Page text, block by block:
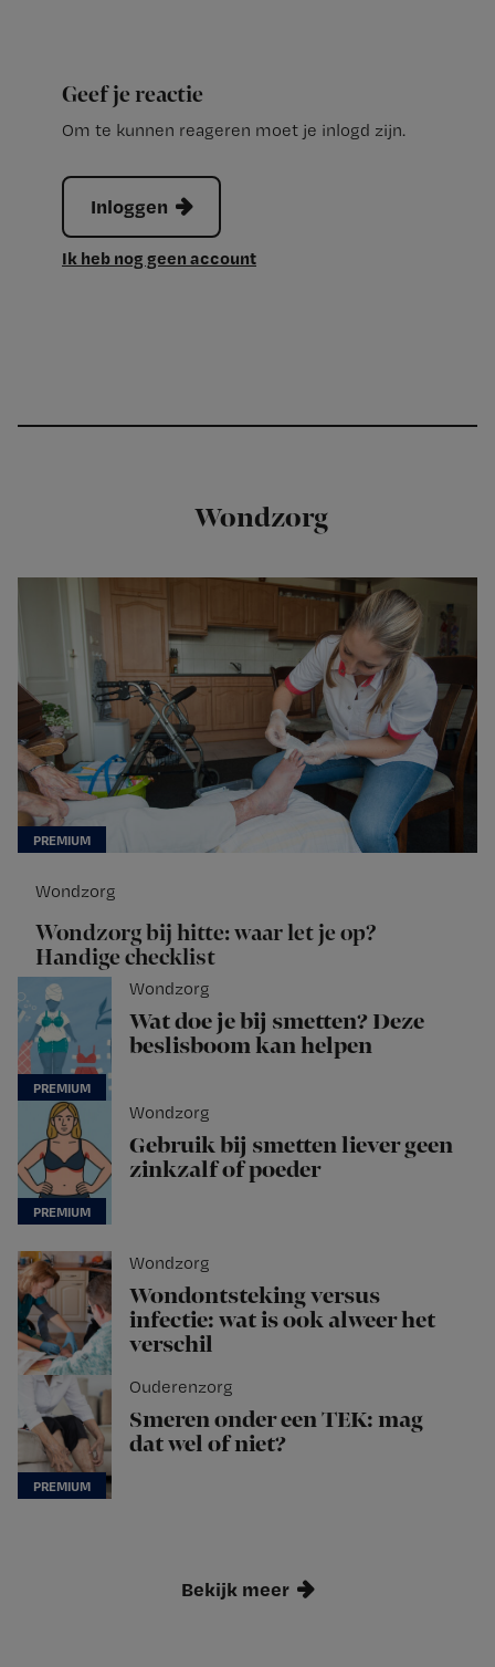
Geef je reactie
Om te kunnen reageren moet je inlogd zijn.
Inloggen
Ik heb nog geen account
Wondzorg
Wondzorg
Wondzorg bij hitte: waar let je op?
Handige checklist
Wondzorg
Wat doe je bij smetten? Deze
beslisboom kan helpen
Wondzorg
Gebruik bij smetten liever geen
zinkzalf of poeder
Wondzorg
Wondontsteking versus
infectie: wat is ook alweer het
verschil
Ouderenzorg
Smeren onder een TEK: mag
dat wel of niet?
Bekijk meer